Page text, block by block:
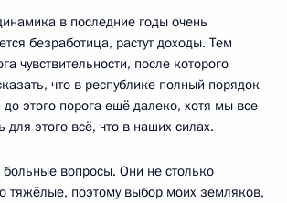
в последние годы очень
безработица, растут доходы. Тем
чувствительности, после которого
что в республике полный порядок
этого порога ещё далеко, хотя мы все
для этого всё, что в наших силах.
вопросы. Они не столько
тяжёлые, поэтому выбор моих земляков,